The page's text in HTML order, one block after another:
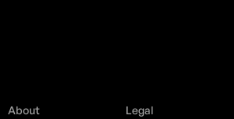
About
Legal